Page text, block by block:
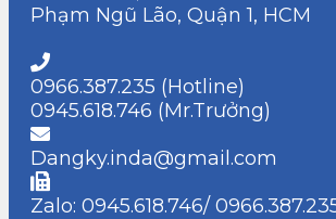
Phạm Ngũ Lão, Quận 1, HCM
0966.387.235 (Hotline)
0945.618.746 (Mr.Trưởng)
Dangky.inda@gmail.com
Zalo: 0945.618.746/